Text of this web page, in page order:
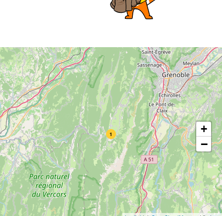
1 +
−